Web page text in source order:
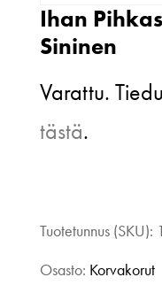
Ihan
Sininen
Varattu.
tästä.
Pihkassa
Pisara
Tuotetunnus (SKU):
Osasto: Korvakorut